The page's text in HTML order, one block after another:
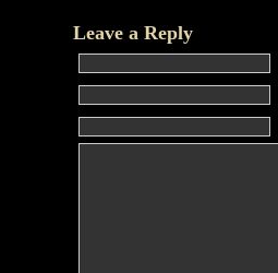
Leave a Reply